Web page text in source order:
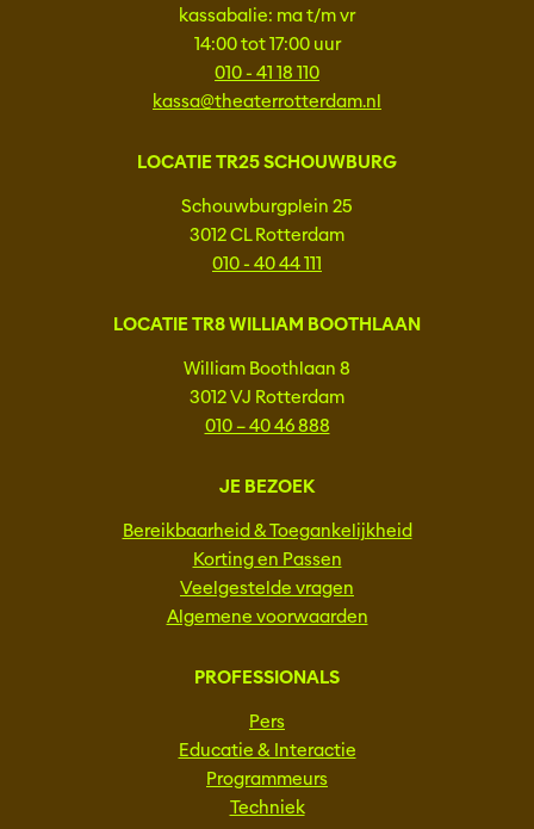
kassabalie: ma t/m vr
14:00 tot 17:00 uur
010 - 41 18 110
kassa@theaterrotterdam.nl
LOCATIE TR25 SCHOUWBURG
Schouwburgplein 25
3012 CL Rotterdam
010 - 40 44 111
LOCATIE TR8 WILLIAM BOOTHLAAN
William Boothlaan 8
3012 VJ Rotterdam
010 – 40 46 888
JE BEZOEK
Bereikbaarheid & Toegankelijkheid
Korting en Passen
Veelgestelde vragen
Algemene voorwaarden
PROFESSIONALS
Pers
Educatie & Interactie
Programmeurs
Techniek